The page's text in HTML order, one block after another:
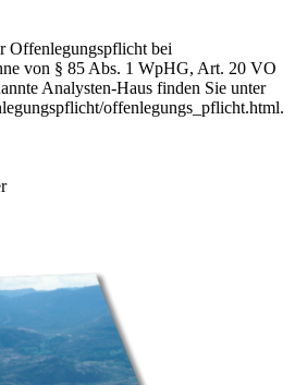
Offenlegungspflicht bei
von § 85 Abs. 1 WpHG, Art. 20 VO
Analysten-Haus finden Sie unter
offenlegungs_pflicht.html.